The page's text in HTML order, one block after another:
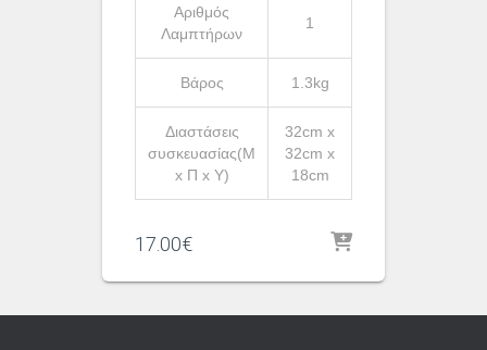
Αριθμός
Λαμπτήρων
1
Βάρος 1.3kg
Διαστάσεις
συσκευασίας(Μ
x Π x Υ)
32cm x
32cm x
18cm
17.00€